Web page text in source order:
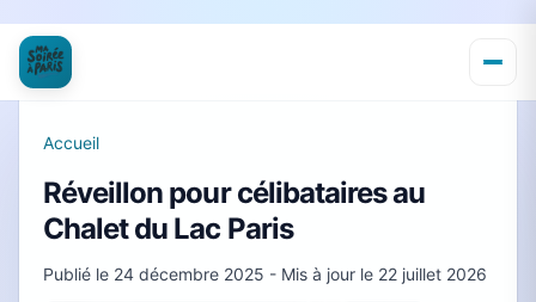
Accueil
Réveillon pour célibataires au
Chalet du Lac Paris
Publié le 24 décembre 2025 - Mis à jour le 22 juillet 2026